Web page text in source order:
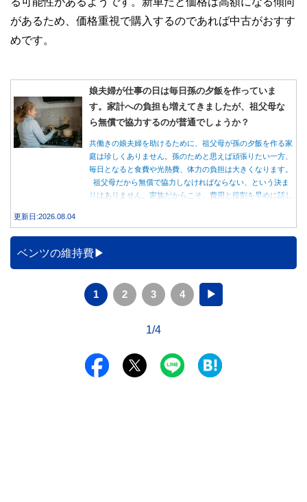
があるため、価格重視で購入するのであれば中古がおすす
めです。
娘夫婦が仕事の日は毎日孫の夕飯を作っていま
す。家計への負担も増えてきましたが、祖父母な
ら無償で協力するのが普通でしょうか？
共働きの娘夫婦を助けるために、祖父母が孫の夕飯を作る家
庭は珍しくありません。孫のためと思えば頑張りたい一方、
毎日となると食費や光熱費、体力の負担は大きくなります。
祖父母だから無償で協力しなければならない、という決ま
りはありません。家族だからこそ、費用と役割を早めに話し
更新日:2026.08.04
ベンツの維持費
1 2 3 4 ▶
1/4